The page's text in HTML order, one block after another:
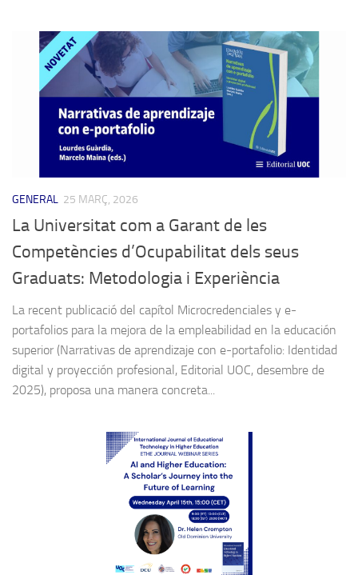
GENERAL 25 MARÇ, 2026
La Universitat com a Garant de les
Competències d’Ocupabilitat dels seus
Graduats: Metodologia i Experiència
La recent publicació del capítol Microcredenciales y e-
portafolios para la mejora de la empleabilidad en la educación
superior (Narrativas de aprendizaje con e-portafolio: Identidad
digital y proyección profesional, Editorial UOC, desembre de
2025), proposa una manera concreta...